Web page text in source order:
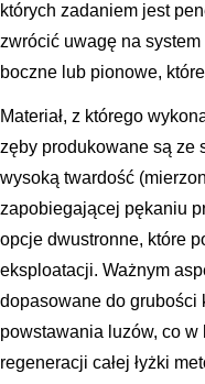
których zadaniem jest
zwrócić uwagę na
boczne lub pionowe,
Materiał, z którego
zęby produkowane są ze
wysoką twardość
zapobiegającej pękaniu
opcje dwustronne, które
eksploatacji. Ważnym
dopasowane do grubości
powstawania luzów, co
regeneracji całej łyżki